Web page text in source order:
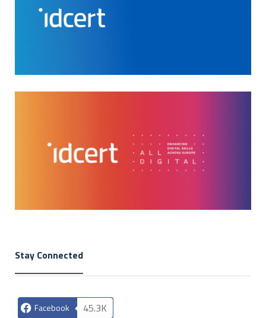
Stay Connected
Facebook 45.3K